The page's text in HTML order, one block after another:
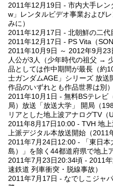
2011年12月19日 - 市内大手レ
w」レンタルビデオ事業および
みに）
2011年12月17日 - 北朝鮮の二
2011年12月17日 - PS Vita（
2011年10月9日 ～ 2012年9月
人公が3人（少年時代の祖父 →
品としては作中期間が最長（約
士ガンダムAGE」シリーズ 放
作品のいずれとも作品世界は別）
2011年10月1日 - 無料BSテレビ
局）放送「放送大学」 開局（
リアとした地上波アナログTV（
2011年8月17日10:00 - TVH 地
上派デジタル本放送開始（2011
2011年7月24日12:00 - 「東日
島）」を除く44都道府県で地上
2011年7月23日20:34頃 - 2011
速鉄道 列車衝突・脱線事故）
2011年7月17日 - なでしこジャ